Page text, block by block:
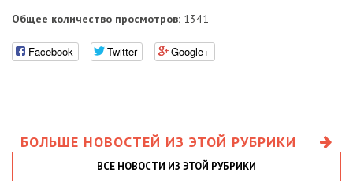
Общее количество просмотров: 1341
Facebook Twitter Google+
БОЛЬШЕ НОВОСТЕЙ ИЗ ЭТОЙ РУБРИКИ
ВСЕ НОВОСТИ ИЗ ЭТОЙ РУБРИКИ